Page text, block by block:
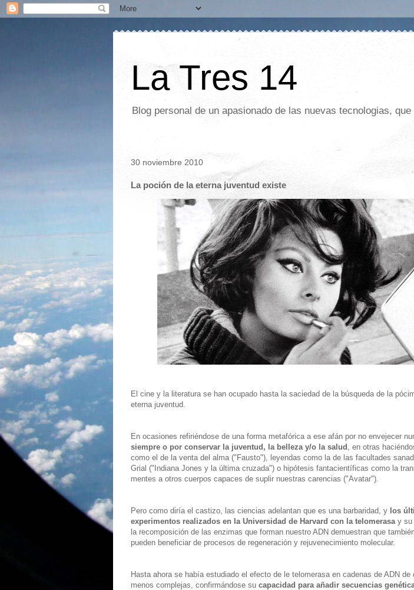
La Tres 14
Blog personal de un apasionado de las nuevas tecnologias,
30 noviembre 2010
La poción de la eterna juventud existe
El cine y la literatura se han ocupado hasta la saciedad de la búsqueda de la
eterna juventud.
En ocasiones refiriéndose de una forma metafórica a ese afán por no envejecer
siempre o por conservar la juventud, la belleza y/o la salud , en otras
como el de la venta del alma ("Fausto"), leyendas como la de las facultades
Grial ("Indiana Jones y la última cruzada") o hipótesis fantacientíficas como la
mentes a otros cuerpos capaces de suplir nuestras carencias ("Avatar").
Pero como diría el castizo, las ciencias adelantan que es una barbaridad, y los
experimentos realizados en la Universidad de Harvard con la telomerasay su
la recomposición de las enzimas que forman nuestro ADN demuestran que
pueden beneficiar de procesos de regeneración y rejuvenecimiento molecular.
Hasta ahora se había estudiado el efecto de le telomerasa en cadenas de ADN de
menos complejas, confirmándose su capacidad para añadir secuencias